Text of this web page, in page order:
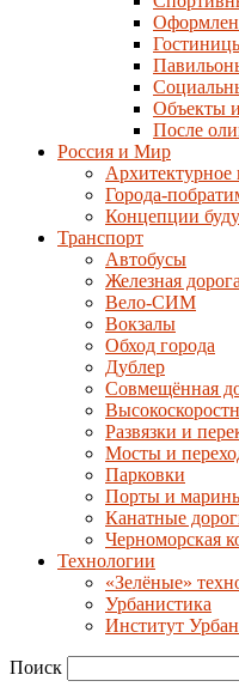
Объекты
После
Россия и Мир
Архитектурное
Города-
Концепции
Транспорт
Автобусы
Железная дорога
Вело-СИМ
Вокзалы
Обход города
Дублер
Совмещённая
Развязки и
Мосты и
Парковки
Порты и
Канатные
Черноморская
Технологии
«Зелёные»
Урбанистика
Институт
Поиск